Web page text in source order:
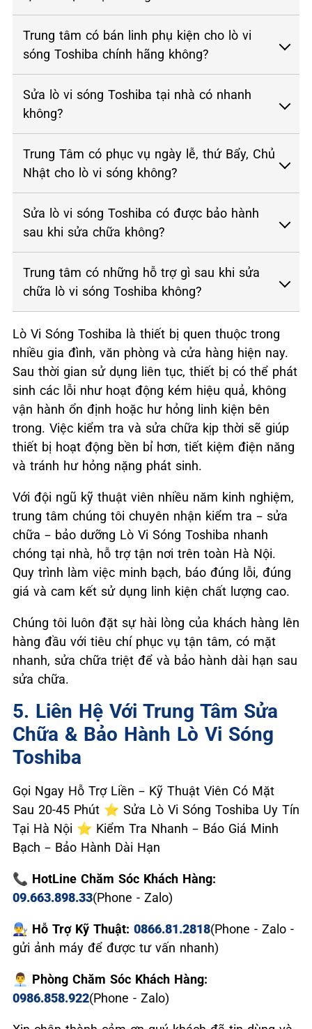
Trung tâm có bán linh phụ kiện cho lò vi
sóng Toshiba chính hãng không?
Sửa lò vi sóng Toshiba tại nhà có nhanh
không?
Trung Tâm có phục vụ ngày lễ, thứ Bẩy, Chủ
Nhật cho lò vi sóng không?
Sửa lò vi sóng Toshiba có được bảo hành
sau khi sửa chữa không?
Trung tâm có những hỗ trợ gì sau khi sửa
chữa lò vi sóng Toshiba không?
Lò Vi Sóng Toshiba là thiết bị quen thuộc trong
nhiều gia đình, văn phòng và cửa hàng hiện nay.
Sau thời gian sử dụng liên tục, thiết bị có thể phát
sinh các lỗi như hoạt động kém hiệu quả, không
vận hành ổn định hoặc hư hỏng linh kiện bên
trong. Việc kiểm tra và sửa chữa kịp thời sẽ giúp
thiết bị hoạt động bền bỉ hơn, tiết kiệm điện năng
và tránh hư hỏng nặng phát sinh.
Với đội ngũ kỹ thuật viên nhiều năm kinh nghiệm,
trung tâm chúng tôi chuyên nhận kiểm tra – sửa
chữa – bảo dưỡng Lò Vi Sóng Toshiba nhanh
chóng tại nhà, hỗ trợ tận nơi trên toàn Hà Nội.
Quy trình làm việc minh bạch, báo đúng lỗi, đúng
giá và cam kết sử dụng linh kiện chất lượng cao.
Chúng tôi luôn đặt sự hài lòng của khách hàng lên
hàng đầu với tiêu chí phục vụ tận tâm, có mặt
nhanh, sửa chữa triệt để và bảo hành dài hạn sau
sửa chữa.
5. Liên Hệ Với Trung Tâm Sửa
Chữa & Bảo Hành Lò Vi Sóng
Toshiba
Gọi Ngay Hỗ Trợ Liền – Kỹ Thuật Viên Có Mặt
Sau 20-45 Phút ⭐ Sửa Lò Vi Sóng Toshiba Uy Tín
Tại Hà Nội ⭐ Kiểm Tra Nhanh – Báo Giá Minh
Bạch – Bảo Hành Dài Hạn
📞 HotLine Chăm Sóc Khách Hàng:
09.663.898.33(Phone - Zalo)
👨‍🔧 Hỗ Trợ Kỹ Thuật: 0866.81.2818(Phone - Zalo -
gửi ảnh máy để được tư vấn nhanh)
👨‍💼 Phòng Chăm Sóc Khách Hàng:
0986.858.922(Phone - Zalo)